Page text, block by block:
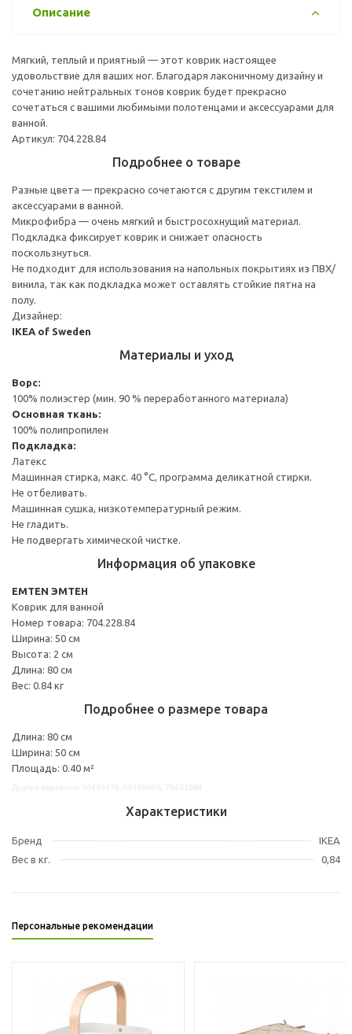
Описание
Мягкий, теплый и приятный — этот коврик настоящее
удовольствие для ваших ног. Благодаря лаконичному дизайну и
сочетанию нейтральных тонов коврик будет прекрасно
сочетаться с вашими любимыми полотенцами и аксессуарами для
ванной.
Артикул: 704.228.84
Подробнее о товаре
Разные цвета — прекрасно сочетаются с другим текстилем и
аксессуарами в ванной.
Микрофибра — очень мягкий и быстросохнущий материал.
Подкладка фиксирует коврик и снижает опасность
поскользнуться.
Не подходит для использования на напольных покрытиях из ПВХ/
винила, так как подкладка может оставлять стойкие пятна на
полу.
Дизайнер:
IKEA of Sweden
Материалы и уход
Ворс:
100% полиэстер (мин. 90 % переработанного материала)
Основная ткань:
100% полипропилен
Подкладка:
Латекс
Машинная стирка, макс. 40 °C, программа деликатной стирки.
Не отбеливать.
Машинная сушка, низкотемпературный режим.
Не гладить.
Не подвергать химической чистке.
Информация об упаковке
EMTEN ЭМТЕН
Коврик для ванной
Номер товара: 704.228.84
Ширина: 50 см
Высота: 2 см
Длина: 80 см
Вес: 0.84 кг
Подробнее о размере товара
Длина: 80 см
Ширина: 50 см
Площадь: 0.40 м²
Характеристики
Бренд
IKEA
Вес в кг.
0,84
Персональные рекомендации